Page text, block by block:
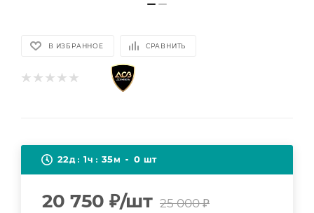
В ИЗБРАННОЕ СРАВНИТЬ
22д 1ч 35м 0 шт
20 750 ₽/шт 25 000₽